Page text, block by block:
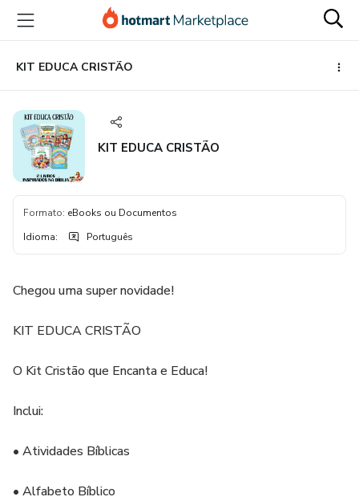
para
conteúdo
principal
para
pagamento
para
rodapéKIT EDUCA CRISTÃO
KIT EDUCA CRISTÃO
Formato: eBooks ou Documentos
Idioma: Português
Chegou uma super novidade!
KIT EDUCA CRISTÃO
O Kit Cristão que Encanta e Educa!
Inclui:
• Atividades Bíblicas
• Alfabeto Bíblico